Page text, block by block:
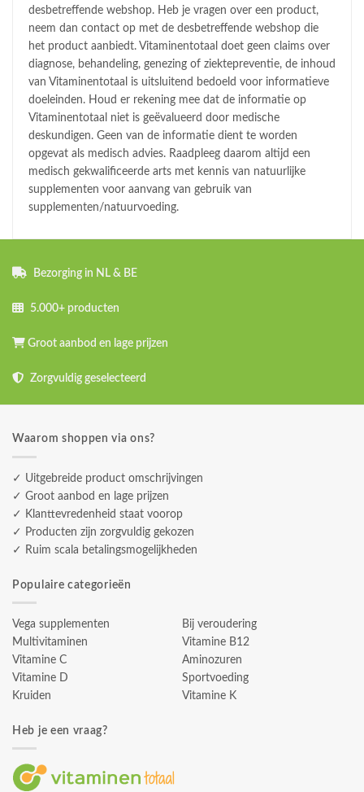
desbetreffende webshop. Heb je vragen over een product,
neem dan contact op met de desbetreffende webshop die
het product aanbiedt. Vitaminentotaal doet geen claims over
diagnose, behandeling, genezing of ziektepreventie, de inhoud
van Vitaminentotaal is uitsluitend bedoeld voor informatieve
doeleinden. Houd er rekening mee dat de informatie op
Vitaminentotaal niet is geëvalueerd door medische
deskundigen. Geen van de informatie dient te worden
opgevat als medisch advies. Raadpleeg daarom altijd een
medisch gekwalificeerde arts met kennis van natuurlijke
supplementen voor aanvang van gebruik van
supplementen/natuurvoeding.
Bezorging in NL & BE
5.000+ producten
Groot aanbod en lage prijzen
Zorgvuldig geselecteerd
Waarom shoppen via ons?
✓ Uitgebreide product omschrijvingen
✓ Groot aanbod en lage prijzen
✓ Klanttevredenheid staat voorop
✓ Producten zijn zorgvuldig gekozen
✓ Ruim scala betalingsmogelijkheden
Populaire categorieën
Vega supplementen
Multivitaminen
Vitamine C
Vitamine D
Kruiden
Bij veroudering
Vitamine B12
Aminozuren
Sportvoeding
Vitamine K
Heb je een vraag?